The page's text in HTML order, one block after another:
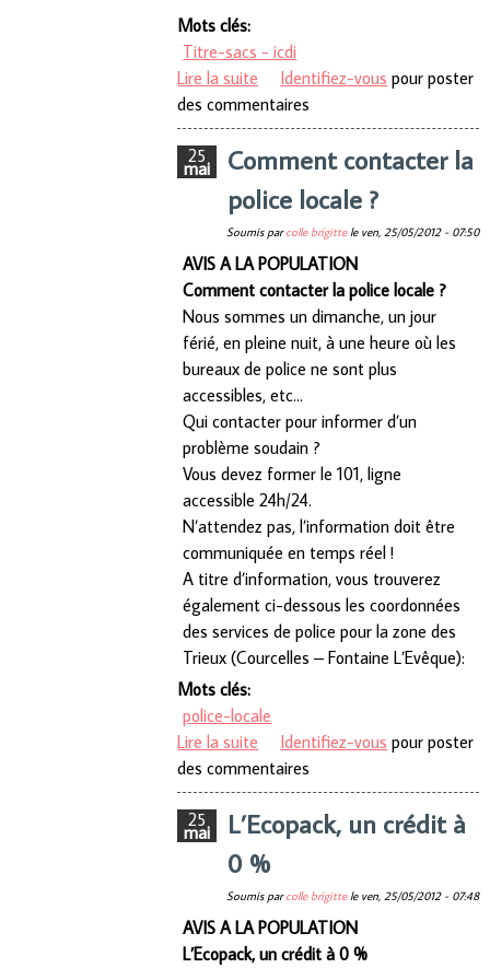
Mots clés:
Titre-sacs - icdi
Lire la suite de Erreur dans les « Titre-sacs »
Identifiez-vous pour poster
des commentaires
25
mai
Comment contacter la
police locale ?
Soumis parcolle brigittele ven, 25/05/2012 - 07:50
AVIS A LA POPULATION
Comment contacter la police locale ?
Nous sommes un dimanche, un jour
férié, en pleine nuit, à une heure où les
bureaux de police ne sont plus
accessibles, etc…
Qui contacter pour informer d’un
problème soudain ?
Vous devez former le 101, ligne
accessible 24h/24.
N’attendez pas, l’information doit être
communiquée en temps réel !
A titre d’information, vous trouverez
également ci-dessous les coordonnées
des services de police pour la zone des
Trieux (Courcelles – Fontaine L’Evêque):
Mots clés:
police-locale
Lire la suite de Comment contacter la police
locale ?
Identifiez-vous pour poster
des commentaires
25
mai
L’Ecopack, un crédit à
0 %
Soumis parcolle brigittele ven, 25/05/2012 - 07:48
AVIS A LA POPULATION
L’Ecopack, un crédit à 0 %